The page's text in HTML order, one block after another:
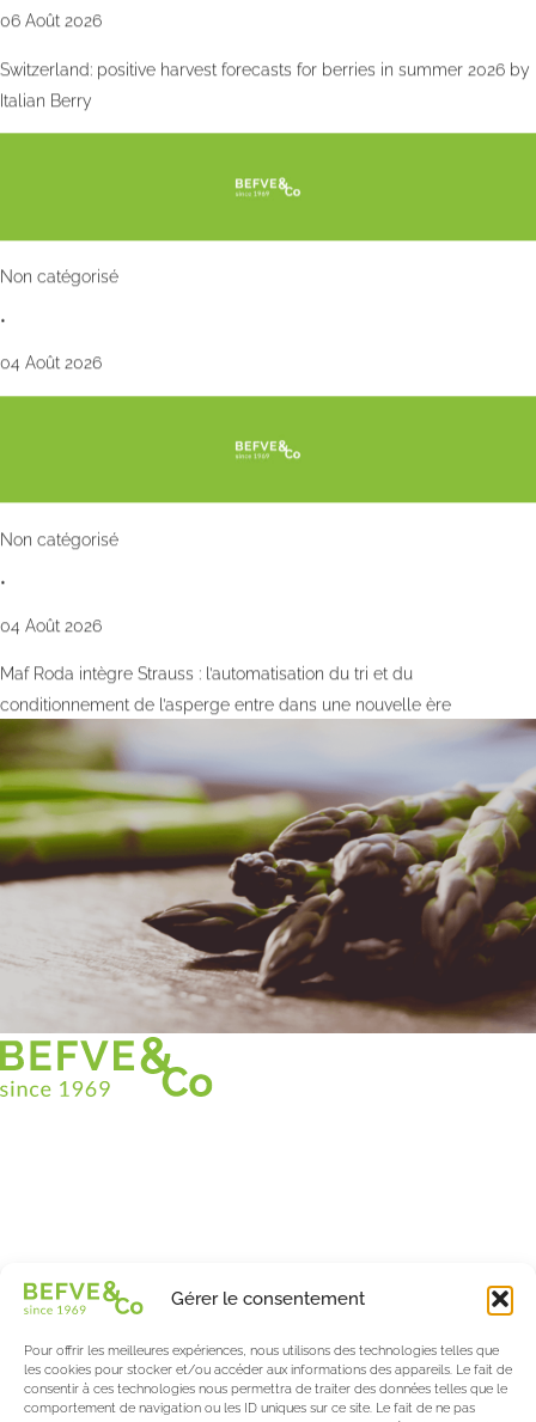
Gérer le consentement
Pour offrir les meilleures expériences, nous utilisons des technologies telles que
les cookies pour stocker et/ou accéder aux informations des appareils. Le fait de
consentir à ces technologies nous permettra de traiter des données telles que le
comportement de navigation ou les ID uniques sur ce site. Le fait de ne pas
06 Août 2026
Switzerland: positive harvest forecasts for berries in summer 2026 by
Italian Berry
Non catégorisé
•
04 Août 2026
Non catégorisé
•
04 Août 2026
Maf Roda intègre Strauss : l’automatisation du tri et du
conditionnement de l’asperge entre dans une nouvelle ère
À Propos
Nos partenaires
Actualités & Evènements